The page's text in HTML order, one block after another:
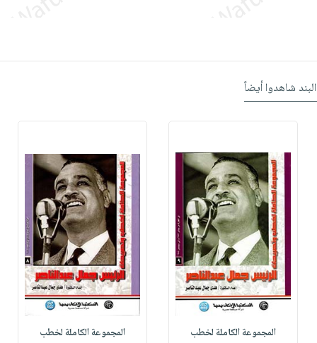
شاهدوا أيضاً
المجموعة الكاملة لخطب
المجموعة الكاملة لخطب